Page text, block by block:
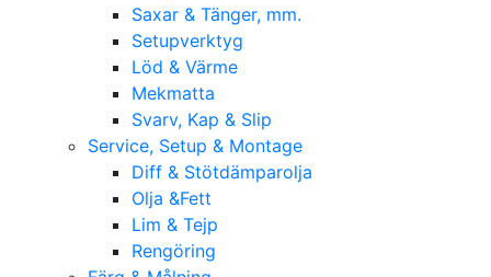
Saxar & Tänger, mm.
Setupverktyg
Löd & Värme
Mekmatta
Svarv, Kap & Slip
Service, Setup & Montage
Diff & Stötdämparolja
Olja &Fett
Lim & Tejp
Rengöring